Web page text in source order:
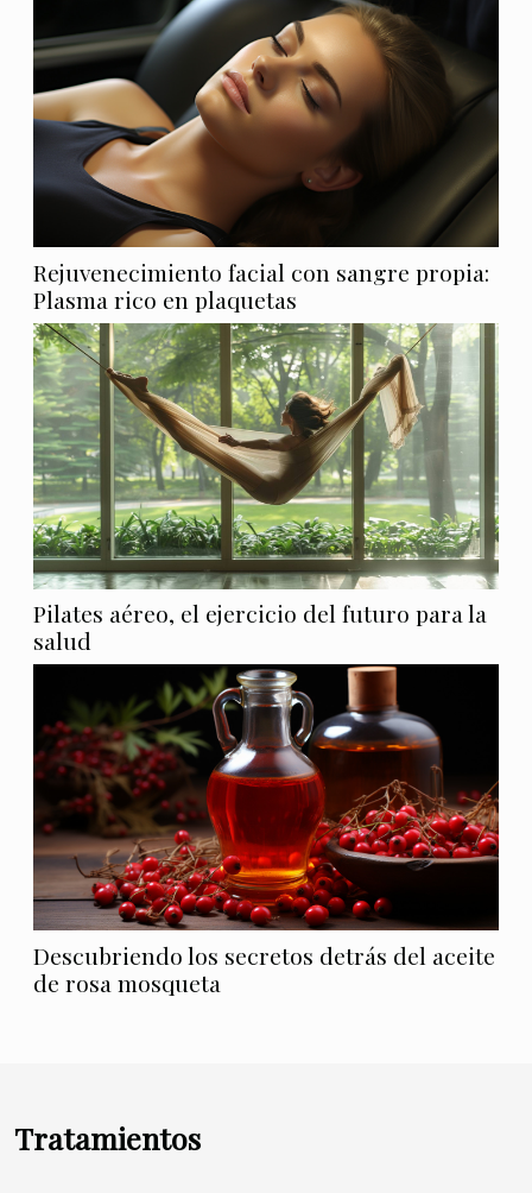
Rejuvenecimiento facial con sangre propia:
Plasma rico en plaquetas
Pilates aéreo, el ejercicio del futuro para la
salud
Descubriendo los secretos detrás del aceite
de rosa mosqueta
Tratamientos